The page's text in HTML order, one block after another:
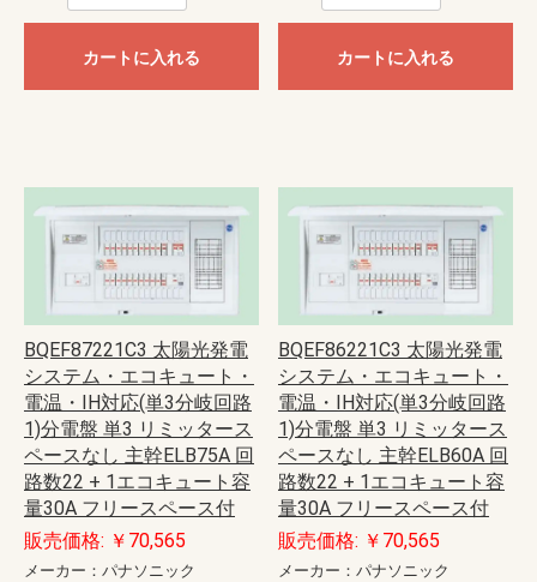
カートに入れる カートに入れる
BQEF87221C3 太陽光発電
システム・エコキュート・
電温・IH対応(単3分岐回路
1)分電盤 単3 リミッタース
ペースなし 主幹ELB75A 回
路数22 + 1エコキュート容
量30A フリースペース付
販売価格: ￥70,565
メーカー：パナソニック
BQEF86221C3 太陽光発電
システム・エコキュート・
電温・IH対応(単3分岐回路
1)分電盤 単3 リミッタース
ペースなし 主幹ELB60A 回
路数22 + 1エコキュート容
量30A フリースペース付
販売価格: ￥70,565
メーカー：パナソニック